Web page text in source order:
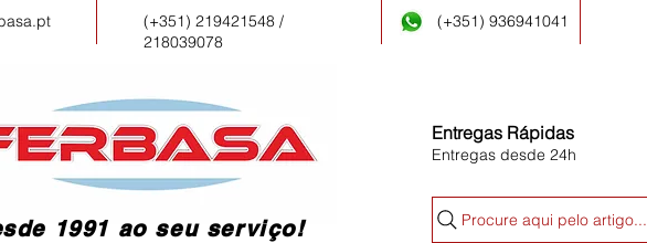
(+351) 219421548 /
218039078
(+351) 936941041
1991 ao seu serviço!
Entregas Rápidas
Entregas desde 24h
Procure aqui pelo artigo...